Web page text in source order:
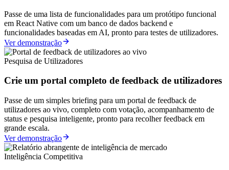
Passe de uma lista de funcionalidades para um protótipo funcional
em React Native com um banco de dados backend e
funcionalidades baseadas em AI, pronto para testes de utilizadores.
Ver demonstração
Pesquisa de Utilizadores
Crie um portal completo de feedback de utilizadores
Passe de um simples briefing para um portal de feedback de
utilizadores ao vivo, completo com votação, acompanhamento de
status e pesquisa inteligente, pronto para recolher feedback em
grande escala.
Ver demonstração
Inteligência Competitiva